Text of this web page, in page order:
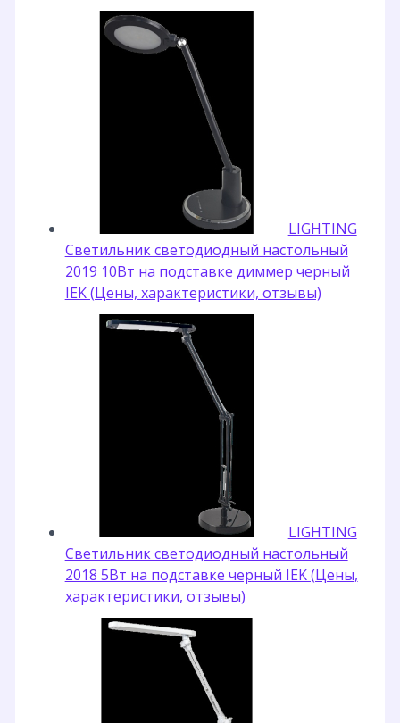
LIGHTING
Светильник светодиодный настольный
2019 10Вт на подставке диммер черный
IEK (Цены, характеристики, отзывы)
LIGHTING
Светильник светодиодный настольный
2018 5Вт на подставке черный IEK (Цены,
характеристики, отзывы)